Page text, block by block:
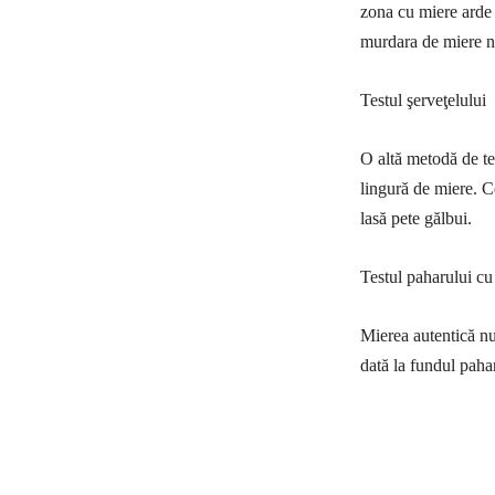
zona cu miere
murdara de miere
Testul şerveţelului
O altă metodă de
lingură de miere.
lasă pete gălbui.
Testul paharului cu
Mierea autentică
dată la fundul